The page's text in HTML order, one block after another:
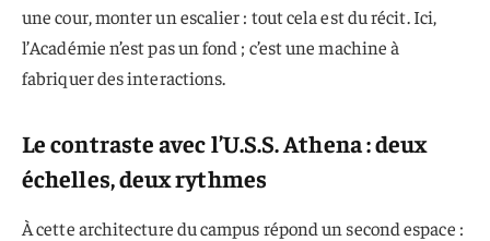
une cour, monter un escalier : tout cela est du récit. Ici,
l’Académie n’est pas un fond ; c’est une machine à
fabriquer des interactions.
Le contraste avec l’U.S.S. Athena : deux
échelles, deux rythmes
À cette architecture du campus répond un second espace :